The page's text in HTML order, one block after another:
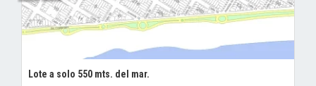
Lote a solo 550 mts. del mar.